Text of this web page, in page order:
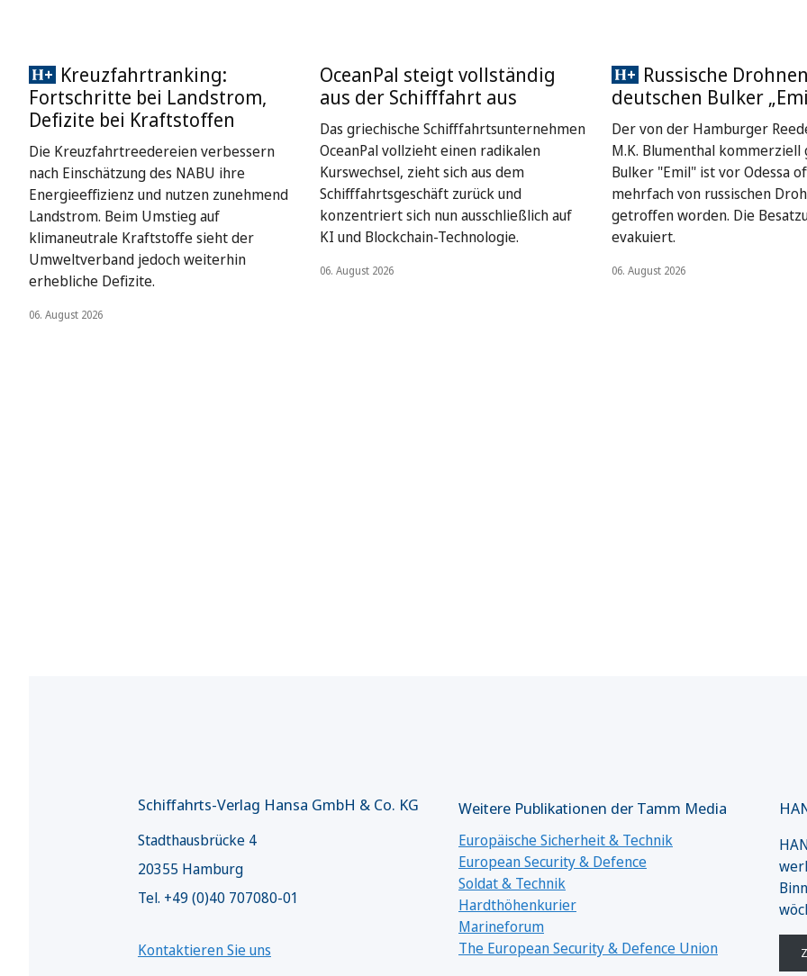
Kreuzfahrtranking:
Fortschritte bei Landstrom,
Defizite bei Kraftstoffen
Die Kreuzfahrtreedereien verbessern
nach Einschätzung des NABU ihre
Energieeffizienz und nutzen zunehmend
Landstrom. Beim Umstieg auf
klimaneutrale Kraftstoffe sieht der
Umweltverband jedoch weiterhin
erhebliche Defizite.
06. August 2026
OceanPal steigt vollständig
aus der Schifffahrt aus
Das griechische Schifffahrtsunternehmen
OceanPal vollzieht einen radikalen
Kurswechsel, zieht sich aus dem
Schifffahrtsgeschäft zurück und
konzentriert sich nun ausschließlich auf
KI und Blockchain-Technologie.
06. August 2026
Russische
deutschen Bulker
Der von der Hamburger
M.K. Blumenthal kommerziell
Bulker "Emil" ist vor Odessa
mehrfach von russischen
getroffen worden. Die
evakuiert.
06. August 2026
Schiffahrts-Verlag Hansa GmbH & Co. KG
Stadthausbrücke 4
20355 Hamburg
Tel. +49 (0)40 707080-01
Kontaktieren Sie uns
Weitere Publikationen der Tamm Media
Europäische Sicherheit & Technik
European Security & Defence
Soldat & Technik
Hardthöhenkurier
Marineforum
The European Security & Defence Union